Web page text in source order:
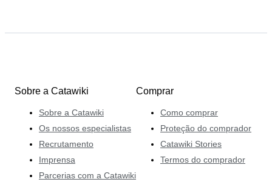
Sobre a Catawiki
Sobre a Catawiki
Os nossos especialistas
Recrutamento
Imprensa
Parcerias com a Catawiki
Comprar
Como comprar
Proteção do comprador
Catawiki Stories
Termos do comprador